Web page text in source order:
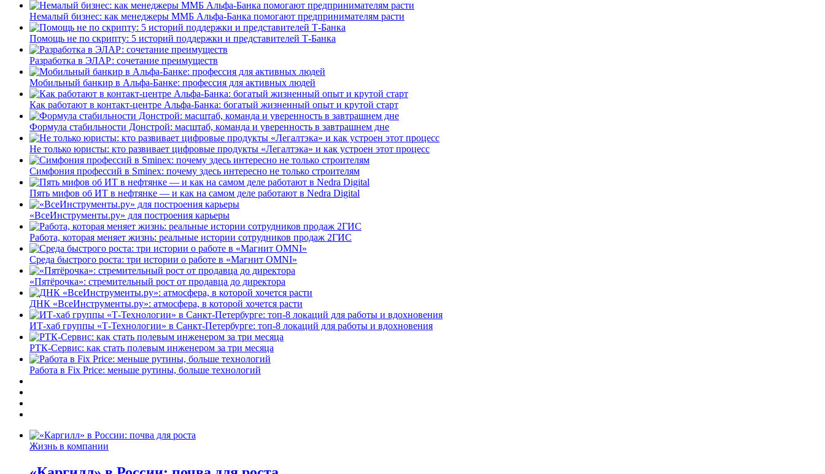
Немалый бизнес: как менеджеры ММБ Альфа-Банка помогают предпринимателям расти
Помощь не по скрипту: 5 историй поддержки и представителей Т-Банка
Разработка в ЭЛАР: сочетание преимуществ
Мобильный банкир в Альфа-Банке: профессия для активных людей
Как работают в контакт-центре Альфа-Банка: богатый жизненный опыт и крутой старт
Формула стабильности Донстрой: масштаб, команда и уверенность в завтрашнем дне
Не только юристы: кто развивает цифровые продукты «Легалтэка» и как устроен этот процесс
Симфония профессий в Sminex: почему здесь интересно не только строителям
Пять мифов об ИТ в нефтянке — и как на самом деле работают в Nedra Digital
«ВсеИнструменты.ру» для построения карьеры
Работа, которая меняет жизнь: реальные истории сотрудников продаж 2ГИС
Среда быстрого роста: три истории о работе в «Магнит OMNI»
«Пятёрочка»: стремительный рост от продавца до директора
ДНК «ВсеИнструменты.ру»: атмосфера, в которой хочется расти
ИТ-хаб группы «Т-Технологии» в Санкт-Петербурге: топ-8 локаций для работы и вдохновения
РТК-Сервис: как стать полевым инженером за три месяца
Работа в Fix Price: меньше рутины, больше технологий
Жизнь в компании